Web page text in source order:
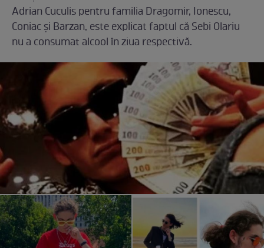
Adrian Cuculis pentru familia Dragomir, Ionescu,
Coniac și Barzan, este explicat faptul că Sebi Olariu
nu a consumat alcool în ziua respectivă.